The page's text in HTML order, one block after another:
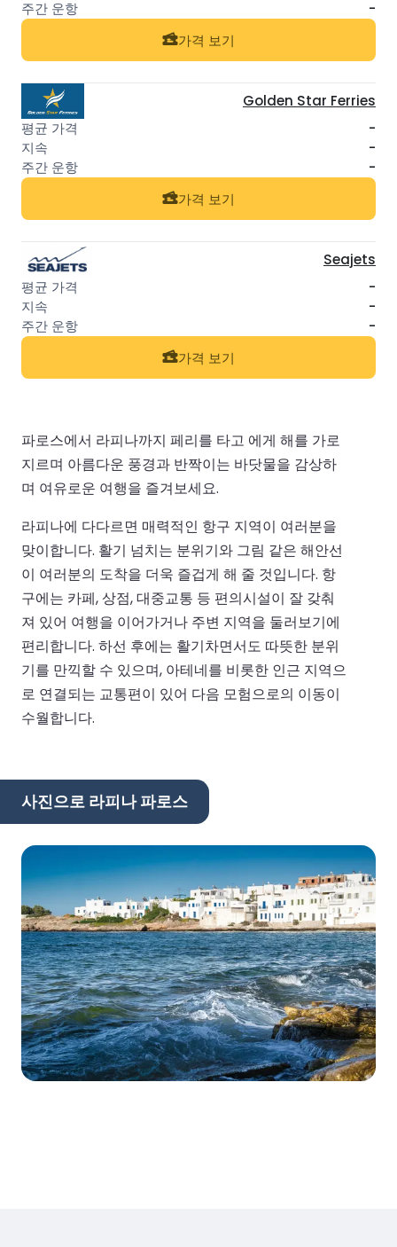
-
가격 보기
Golden Star Ferries
-
-
-
가격 보기
Seajets
-
-
-
가격 보기
파로스에서 라피나까지 페리를 타고 에게 해를 가로
지르며 아름다운 풍경과 반짝이는 바닷물을 감상하
며 여유로운 여행을 즐겨보세요.
라피나에 다다르면 매력적인 항구 지역이 여러분을
맞이합니다. 활기 넘치는 분위기와 그림 같은 해안선
이 여러분의 도착을 더욱 즐겁게 해 줄 것입니다. 항
구에는 카페, 상점, 대중교통 등 편의시설이 잘 갖춰
져 있어 여행을 이어가거나 주변 지역을 둘러보기에
편리합니다. 하선 후에는 활기차면서도 따뜻한 분위
기를 만끽할 수 있으며, 아테네를 비롯한 인근 지역으
로 연결되는 교통편이 있어 다음 모험으로의 이동이
수월합니다.
사진으로 라피나 파로스